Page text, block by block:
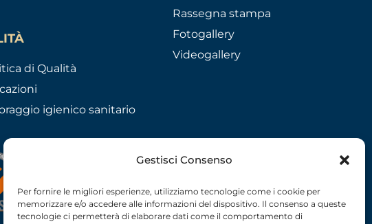
Gestisci Consenso
Per fornire le migliori esperienze, utilizziamo tecnologie come i cookie per
memorizzare e/o accedere alle informazioni del dispositivo. Il consenso a queste
tecnologie ci permetterà di elaborare dati come il comportamento di
di Qualità
igienico sanitario
Rassegna stampa
Fotogallery
Videogallery